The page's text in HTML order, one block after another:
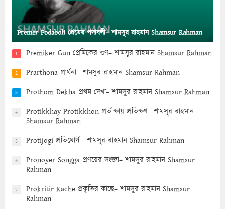
Premer Podaboli প্রেমের পদাবলী– শামসুর রাহমান Shamsur Rahman
1 Premiker Gun প্রেমিকের গুণ– শামসুর রাহমান Shamsur Rahman
2 Prarthona প্রার্থনা– শামসুর রাহমান Shamsur Rahman
3 Prothom Dekha প্রথম দেখা– শামসুর রাহমান Shamsur Rahman
4
Protikkhay Protikkhon প্রতীক্ষায় প্রতিক্ষণ– শামসুর রাহমান
Shamsur Rahman
5 Protijogi প্রতিযোগী– শামসুর রাহমান Shamsur Rahman
6
Pronoyer Songga প্রণয়ের সংজ্ঞা– শামসুর রাহমান Shamsur
Rahman
7
Prokritir Kache প্রকৃতির কাছে– শামসুর রাহমান Shamsur
Rahman